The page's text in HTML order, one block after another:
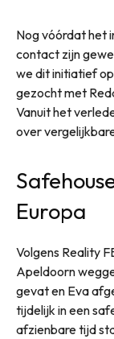
Nog vóórdat het
contact zijn
we dit initiatief
gezocht met
Vanuit het
over
Europa
Volgens Reality
Apeldoorn
gevat en Eva
tijdelijk in een
afzienbare tijd